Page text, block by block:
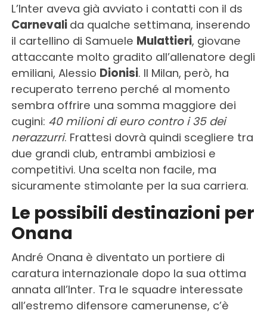
L’Inter aveva già avviato i contatti con il ds
Carnevali da qualche settimana, inserendo
il cartellino di Samuele Mulattieri, giovane
attaccante molto gradito all’allenatore degli
emiliani, Alessio Dionisi. Il Milan, però, ha
recuperato terreno perché al momento
sembra offrire una somma maggiore dei
cugini: 40 milioni di euro contro i 35 dei
nerazzurri. Frattesi dovrà quindi scegliere tra
due grandi club, entrambi ambiziosi e
competitivi. Una scelta non facile, ma
sicuramente stimolante per la sua carriera.
Le possibili destinazioni per
Onana
André Onana è diventato un portiere di
caratura internazionale dopo la sua ottima
annata all’Inter. Tra le squadre interessate
all’estremo difensore camerunense, c’è